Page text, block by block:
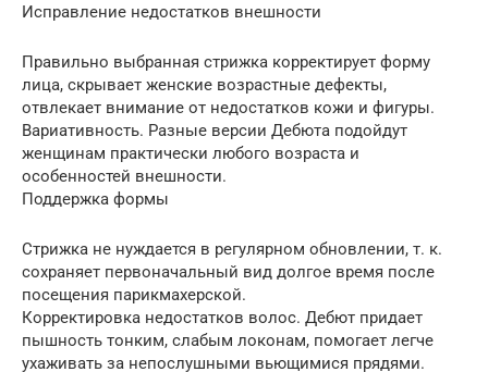
Исправление недостатков внешности
Правильно выбранная стрижка корректирует форму
лица, скрывает женские возрастные дефекты,
отвлекает внимание от недостатков кожи и фигуры.
Вариативность. Разные версии Дебюта подойдут
женщинам практически любого возраста и
особенностей внешности.
Поддержка формы
Стрижка не нуждается в регулярном обновлении, т. к.
сохраняет первоначальный вид долгое время после
посещения парикмахерской.
Корректировка недостатков волос. Дебют придает
пышность тонким, слабым локонам, помогает легче
ухаживать за непослушными вьющимися прядями.